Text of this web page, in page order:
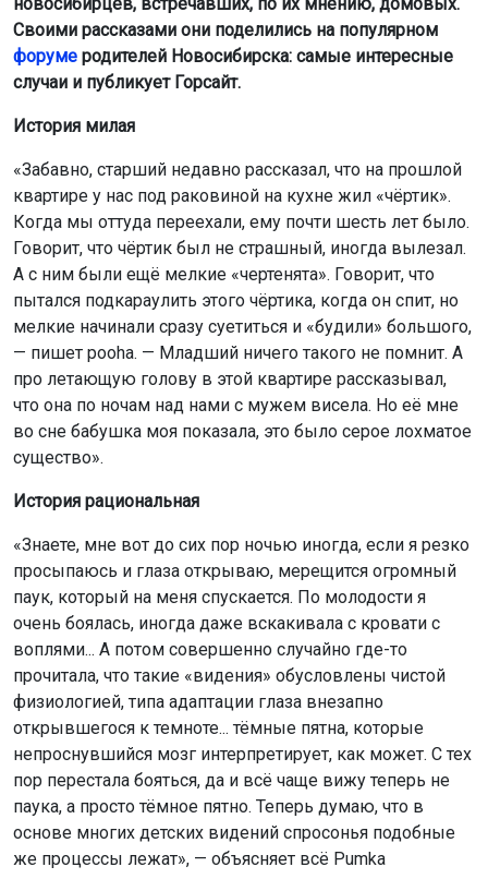
Своими рассказами они поделились на популярном
форуме родителей Новосибирска: самые интересные
случаи и публикует Горсайт.
История милая
«Забавно, старший недавно рассказал, что на прошлой
квартире у нас под раковиной на кухне жил «чёртик».
Когда мы оттуда переехали, ему почти шесть лет было.
Говорит, что чёртик был не страшный, иногда вылезал.
А с ним были ещё мелкие «чертенята». Говорит, что
пытался подкараулить этого чёртика, когда он спит, но
мелкие начинали сразу суетиться и «будили» большого,
— пишет pooha. — Младший ничего такого не помнит. А
про летающую голову в этой квартире рассказывал,
что она по ночам над нами с мужем висела. Но её мне
во сне бабушка моя показала, это было серое лохматое
существо».
История рациональная
«Знаете, мне вот до сих пор ночью иногда, если я резко
просыпаюсь и глаза открываю, мерещится огромный
паук, который на меня спускается. По молодости я
очень боялась, иногда даже вскакивала с кровати с
воплями... А потом совершенно случайно где-то
прочитала, что такие «видения» обусловлены чистой
физиологией, типа адаптации глаза внезапно
открывшегося к темноте... тёмные пятна, которые
непроснувшийся мозг интерпретирует, как может. С тех
пор перестала бояться, да и всё чаще вижу теперь не
паука, а просто тёмное пятно. Теперь думаю, что в
основе многих детских видений спросонья подобные
же процессы лежат», — объясняет всё Pumka